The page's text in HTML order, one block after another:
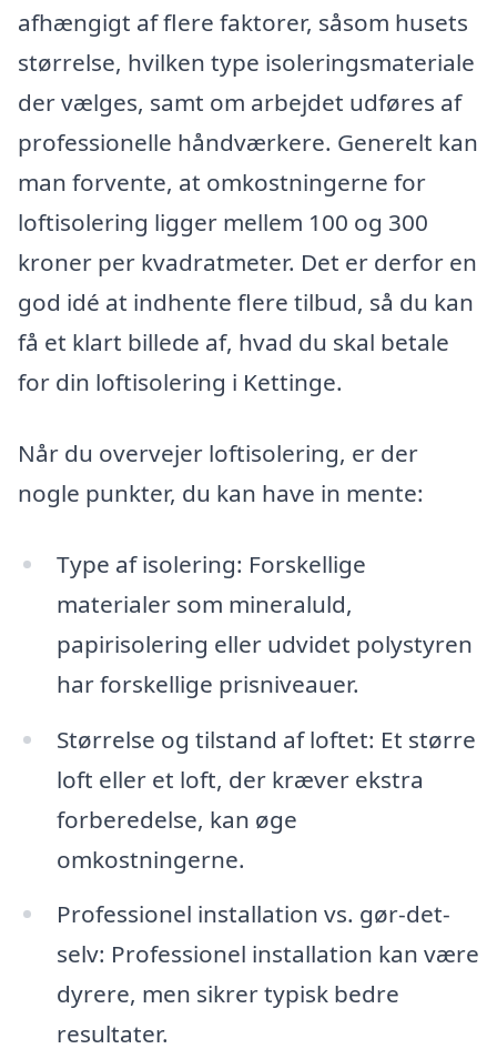
afhængigt af flere faktorer, såsom husets
størrelse, hvilken type isoleringsmateriale
der vælges, samt om arbejdet udføres af
professionelle håndværkere. Generelt kan
man forvente, at omkostningerne for
loftisolering ligger mellem 100 og 300
kroner per kvadratmeter. Det er derfor en
god idé at indhente flere tilbud, så du kan
få et klart billede af, hvad du skal betale
for din loftisolering i Kettinge.
Når du overvejer loftisolering, er der
nogle punkter, du kan have in mente:
Type af isolering: Forskellige
materialer som mineraluld,
papirisolering eller udvidet polystyren
har forskellige prisniveauer.
Størrelse og tilstand af loftet: Et større
loft eller et loft, der kræver ekstra
forberedelse, kan øge
omkostningerne.
Professionel installation vs. gør-det-
selv: Professionel installation kan være
dyrere, men sikrer typisk bedre
resultater.